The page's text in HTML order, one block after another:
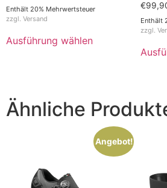
Enthält 20% Mehrwertsteuer
zzgl. Versand
Ausführung wählen
€
Enthält
zzgl.
Ähnliche
Angebot!